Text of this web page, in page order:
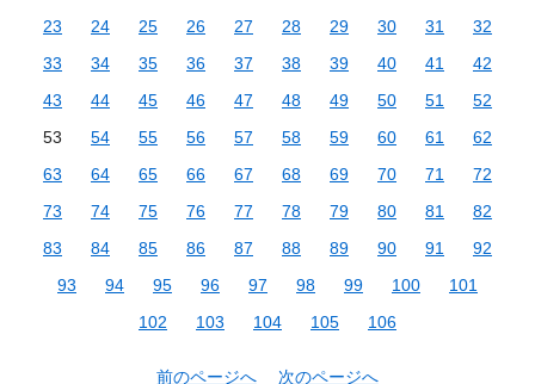
23
24 25 26 27 28 29 30 31
32
33
34 35 36 37 38 39 40 41
42
43
44 45 46 47 48 49 50 51
52
53
54 55 56 57 58 59 60 61
62
63
64 65 66 67 68 69 70 71
72
73
74 75 76 77 78 79 80 81
82
83
84 85 86 87 88 89 90 91
92
93
94 95 96 97 98 99 100
101
102
103 104 105 106
前のページへ 次のページへ